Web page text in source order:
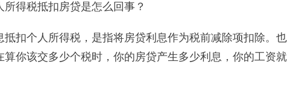
得税抵扣房贷是怎么回事？
抵扣个人所得税，是指将房贷利息作为税前减除项扣除。也
你该交多少个税时，你的房贷产生多少利息，你的工资就